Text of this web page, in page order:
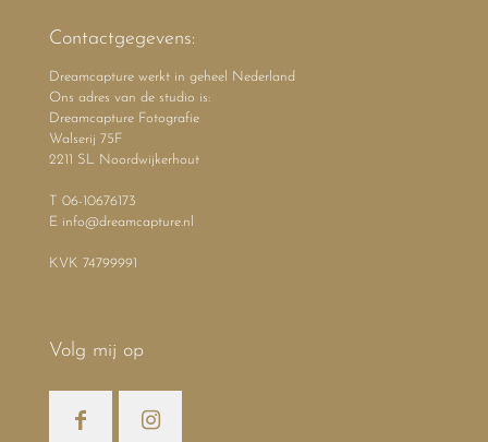
Contactgegevens:
Dreamcapture werkt in geheel Nederland
Ons adres van de studio is:
Dreamcapture Fotografie
Walserij 75F
2211 SL Noordwijkerhout
T 06-10676173
E info@dreamcapture.nl
KVK 74799991
Volg mij op